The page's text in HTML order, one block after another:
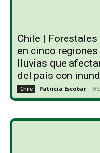
Chile | Forestales
en cinco
lluvias que
del país con
Chile Patricia Escobar -